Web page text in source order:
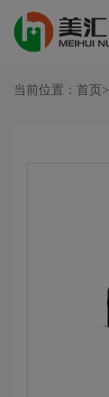
当前位置： 首页 >